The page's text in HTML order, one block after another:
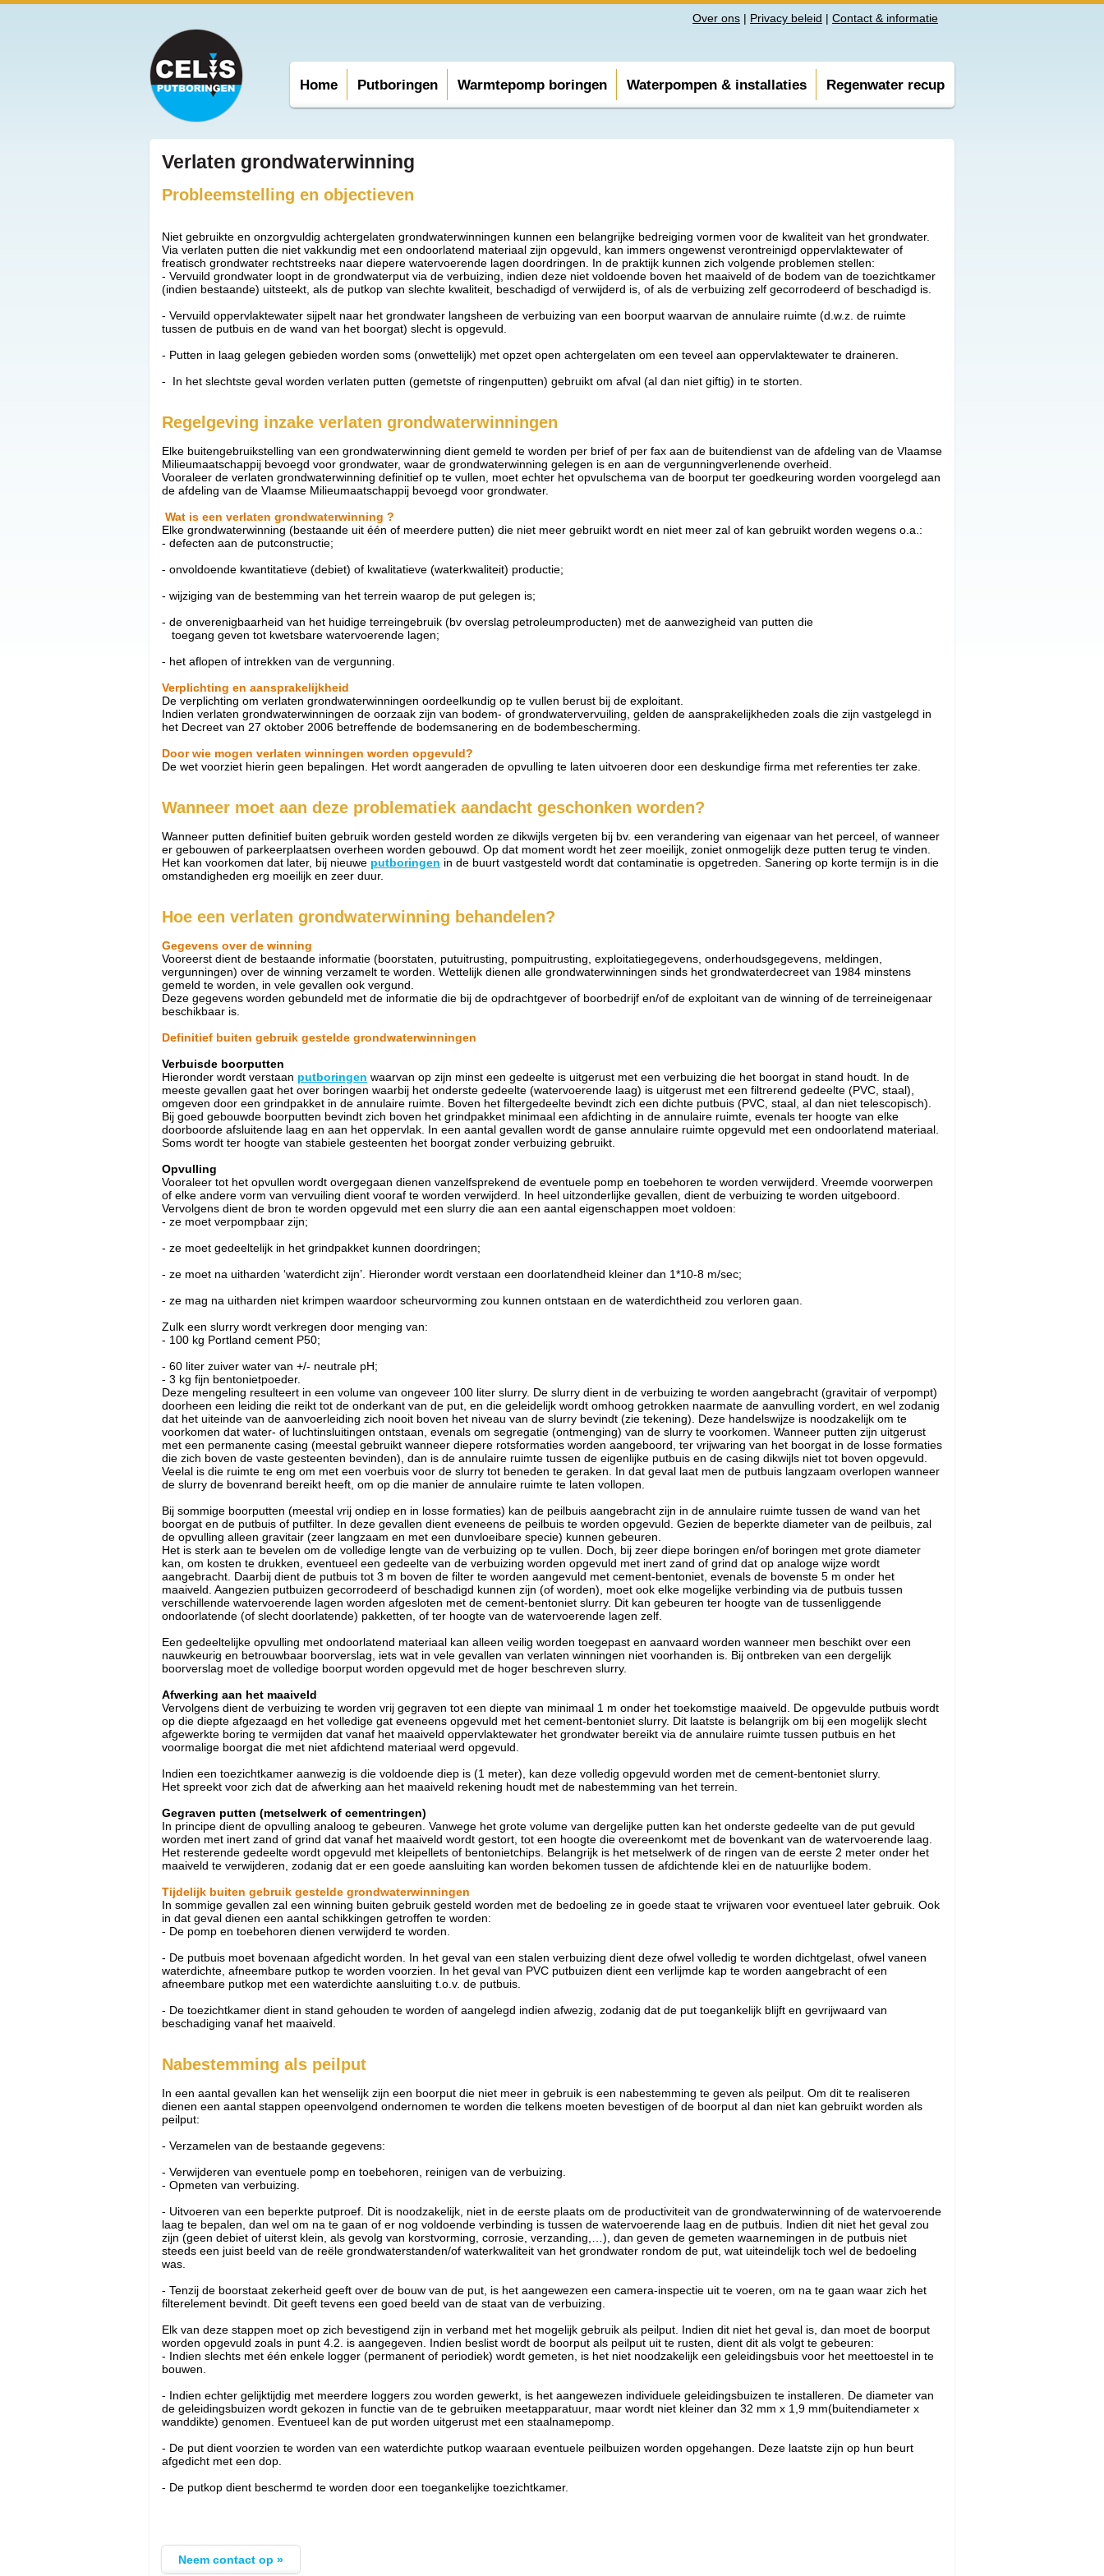
Over ons | Privacy beleid | Contact & informatie
Home Putboringen Warmtepomp boringen Waterpompen & installaties Regenwater recup
Verlaten grondwaterwinning
Probleemstelling en objectieven
Niet gebruikte en onzorgvuldig achtergelaten grondwaterwinningen kunnen een belangrijke bedreiging vormen voor de kwaliteit van het grondwater.
Via verlaten putten die niet vakkundig met een ondoorlatend materiaal zijn opgevuld, kan immers ongewenst verontreinigd oppervlaktewater of
freatisch grondwater rechtstreeks naar diepere watervoerende lagen doordringen. In de praktijk kunnen zich volgende problemen stellen:
- Vervuild grondwater loopt in de grondwaterput via de verbuizing, indien deze niet voldoende boven het maaiveld of de bodem van de toezichtkamer
(indien bestaande) uitsteekt, als de putkop van slechte kwaliteit, beschadigd of verwijderd is, of als de verbuizing zelf gecorrodeerd of beschadigd is.
- Vervuild oppervlaktewater sijpelt naar het grondwater langsheen de verbuizing van een boorput waarvan de annulaire ruimte (d.w.z. de ruimte
tussen de putbuis en de wand van het boorgat) slecht is opgevuld.
- Putten in laag gelegen gebieden worden soms (onwettelijk) met opzet open achtergelaten om een teveel aan oppervlaktewater te draineren.
- In het slechtste geval worden verlaten putten (gemetste of ringenputten) gebruikt om afval (al dan niet giftig) in te storten.
Regelgeving inzake verlaten grondwaterwinningen
Elke buitengebruikstelling van een grondwaterwinning dient gemeld te worden per brief of per fax aan de buitendienst van de afdeling van de Vlaamse
Milieumaatschappij bevoegd voor grondwater, waar de grondwaterwinning gelegen is en aan de vergunningverlenende overheid.
Vooraleer de verlaten grondwaterwinning definitief op te vullen, moet echter het opvulschema van de boorput ter goedkeuring worden voorgelegd aan
de afdeling van de Vlaamse Milieumaatschappij bevoegd voor grondwater.
Wat is een verlaten grondwaterwinning ?
Elke grondwaterwinning (bestaande uit één of meerdere putten) die niet meer gebruikt wordt en niet meer zal of kan gebruikt worden wegens o.a.:
- defecten aan de putconstructie;
- onvoldoende kwantitatieve (debiet) of kwalitatieve (waterkwaliteit) productie;
- wijziging van de bestemming van het terrein waarop de put gelegen is;
- de onverenigbaarheid van het huidige terreingebruik (bv overslag petroleumproducten) met de aanwezigheid van putten die
toegang geven tot kwetsbare watervoerende lagen;
- het aflopen of intrekken van de vergunning.
Verplichting en aansprakelijkheid
De verplichting om verlaten grondwaterwinningen oordeelkundig op te vullen berust bij de exploitant.
Indien verlaten grondwaterwinningen de oorzaak zijn van bodem- of grondwatervervuiling, gelden de aansprakelijkheden zoals die zijn vastgelegd in
het Decreet van 27 oktober 2006 betreffende de bodemsanering en de bodembescherming.
Door wie mogen verlaten winningen worden opgevuld?
De wet voorziet hierin geen bepalingen. Het wordt aangeraden de opvulling te laten uitvoeren door een deskundige firma met referenties ter zake.
Wanneer moet aan deze problematiek aandacht geschonken worden?
Wanneer putten definitief buiten gebruik worden gesteld worden ze dikwijls vergeten bij bv. een verandering van eigenaar van het perceel, of wanneer
er gebouwen of parkeerplaatsen overheen worden gebouwd. Op dat moment wordt het zeer moeilijk, zoniet onmogelijk deze putten terug te vinden.
Het kan voorkomen dat later, bij nieuwe putboringen in de buurt vastgesteld wordt dat contaminatie is opgetreden. Sanering op korte termijn is in die
omstandigheden erg moeilijk en zeer duur.
Hoe een verlaten grondwaterwinning behandelen?
Gegevens over de winning
Vooreerst dient de bestaande informatie (boorstaten, putuitrusting, pompuitrusting, exploitatiegegevens, onderhoudsgegevens, meldingen,
vergunningen) over de winning verzamelt te worden. Wettelijk dienen alle grondwaterwinningen sinds het grondwaterdecreet van 1984 minstens
gemeld te worden, in vele gevallen ook vergund.
Deze gegevens worden gebundeld met de informatie die bij de opdrachtgever of boorbedrijf en/of de exploitant van de winning of de terreineigenaar
beschikbaar is.
Definitief buiten gebruik gestelde grondwaterwinningen
Verbuisde boorputten
Hieronder wordt verstaan putboringen waarvan op zijn minst een gedeelte is uitgerust met een verbuizing die het boorgat in stand houdt. In de
meeste gevallen gaat het over boringen waarbij het onderste gedeelte (watervoerende laag) is uitgerust met een filtrerend gedeelte (PVC, staal),
omgeven door een grindpakket in de annulaire ruimte. Boven het filtergedeelte bevindt zich een dichte putbuis (PVC, staal, al dan niet telescopisch).
Bij goed gebouwde boorputten bevindt zich boven het grindpakket minimaal een afdichting in de annulaire ruimte, evenals ter hoogte van elke
doorboorde afsluitende laag en aan het oppervlak. In een aantal gevallen wordt de ganse annulaire ruimte opgevuld met een ondoorlatend materiaal.
Soms wordt ter hoogte van stabiele gesteenten het boorgat zonder verbuizing gebruikt.
Opvulling
Vooraleer tot het opvullen wordt overgegaan dienen vanzelfsprekend de eventuele pomp en toebehoren te worden verwijderd. Vreemde voorwerpen
of elke andere vorm van vervuiling dient vooraf te worden verwijderd. In heel uitzonderlijke gevallen, dient de verbuizing te worden uitgeboord.
Vervolgens dient de bron te worden opgevuld met een slurry die aan een aantal eigenschappen moet voldoen:
- ze moet verpompbaar zijn;
- ze moet gedeeltelijk in het grindpakket kunnen doordringen;
- ze moet na uitharden ‘waterdicht zijn’. Hieronder wordt verstaan een doorlatendheid kleiner dan 1*10-8 m/sec;
- ze mag na uitharden niet krimpen waardoor scheurvorming zou kunnen ontstaan en de waterdichtheid zou verloren gaan.
Zulk een slurry wordt verkregen door menging van:
- 100 kg Portland cement P50;
- 60 liter zuiver water van +/- neutrale pH;
- 3 kg fijn bentonietpoeder.
Deze mengeling resulteert in een volume van ongeveer 100 liter slurry. De slurry dient in de verbuizing te worden aangebracht (gravitair of verpompt)
doorheen een leiding die reikt tot de onderkant van de put, en die geleidelijk wordt omhoog getrokken naarmate de aanvulling vordert, en wel zodanig
dat het uiteinde van de aanvoerleiding zich nooit boven het niveau van de slurry bevindt (zie tekening). Deze handelswijze is noodzakelijk om te
voorkomen dat water- of luchtinsluitingen ontstaan, evenals om segregatie (ontmenging) van de slurry te voorkomen. Wanneer putten zijn uitgerust
met een permanente casing (meestal gebruikt wanneer diepere rotsformaties worden aangeboord, ter vrijwaring van het boorgat in de losse formaties
die zich boven de vaste gesteenten bevinden), dan is de annulaire ruimte tussen de eigenlijke putbuis en de casing dikwijls niet tot boven opgevuld.
Veelal is die ruimte te eng om met een voerbuis voor de slurry tot beneden te geraken. In dat geval laat men de putbuis langzaam overlopen wanneer
de slurry de bovenrand bereikt heeft, om op die manier de annulaire ruimte te laten vollopen.
Bij sommige boorputten (meestal vrij ondiep en in losse formaties) kan de peilbuis aangebracht zijn in de annulaire ruimte tussen de wand van het
boorgat en de putbuis of putfilter. In deze gevallen dient eveneens de peilbuis te worden opgevuld. Gezien de beperkte diameter van de peilbuis, zal
de opvulling alleen gravitair (zeer langzaam en met een dunvloeibare specie) kunnen gebeuren.
Het is sterk aan te bevelen om de volledige lengte van de verbuizing op te vullen. Doch, bij zeer diepe boringen en/of boringen met grote diameter
kan, om kosten te drukken, eventueel een gedeelte van de verbuizing worden opgevuld met inert zand of grind dat op analoge wijze wordt
aangebracht. Daarbij dient de putbuis tot 3 m boven de filter te worden aangevuld met cement-bentoniet, evenals de bovenste 5 m onder het
maaiveld. Aangezien putbuizen gecorrodeerd of beschadigd kunnen zijn (of worden), moet ook elke mogelijke verbinding via de putbuis tussen
verschillende watervoerende lagen worden afgesloten met de cement-bentoniet slurry. Dit kan gebeuren ter hoogte van de tussenliggende
ondoorlatende (of slecht doorlatende) pakketten, of ter hoogte van de watervoerende lagen zelf.
Een gedeeltelijke opvulling met ondoorlatend materiaal kan alleen veilig worden toegepast en aanvaard worden wanneer men beschikt over een
nauwkeurig en betrouwbaar boorverslag, iets wat in vele gevallen van verlaten winningen niet voorhanden is. Bij ontbreken van een dergelijk
boorverslag moet de volledige boorput worden opgevuld met de hoger beschreven slurry.
Afwerking aan het maaiveld
Vervolgens dient de verbuizing te worden vrij gegraven tot een diepte van minimaal 1 m onder het toekomstige maaiveld. De opgevulde putbuis wordt
op die diepte afgezaagd en het volledige gat eveneens opgevuld met het cement-bentoniet slurry. Dit laatste is belangrijk om bij een mogelijk slecht
afgewerkte boring te vermijden dat vanaf het maaiveld oppervlaktewater het grondwater bereikt via de annulaire ruimte tussen putbuis en het
voormalige boorgat die met niet afdichtend materiaal werd opgevuld.
Indien een toezichtkamer aanwezig is die voldoende diep is (1 meter), kan deze volledig opgevuld worden met de cement-bentoniet slurry.
Het spreekt voor zich dat de afwerking aan het maaiveld rekening houdt met de nabestemming van het terrein.
Gegraven putten (metselwerk of cementringen)
In principe dient de opvulling analoog te gebeuren. Vanwege het grote volume van dergelijke putten kan het onderste gedeelte van de put gevuld
worden met inert zand of grind dat vanaf het maaiveld wordt gestort, tot een hoogte die overeenkomt met de bovenkant van de watervoerende laag.
Het resterende gedeelte wordt opgevuld met kleipellets of bentonietchips. Belangrijk is het metselwerk of de ringen van de eerste 2 meter onder het
maaiveld te verwijderen, zodanig dat er een goede aansluiting kan worden bekomen tussen de afdichtende klei en de natuurlijke bodem.
Tijdelijk buiten gebruik gestelde grondwaterwinningen
In sommige gevallen zal een winning buiten gebruik gesteld worden met de bedoeling ze in goede staat te vrijwaren voor eventueel later gebruik. Ook
in dat geval dienen een aantal schikkingen getroffen te worden:
- De pomp en toebehoren dienen verwijderd te worden.
- De putbuis moet bovenaan afgedicht worden. In het geval van een stalen verbuizing dient deze ofwel volledig te worden dichtgelast, ofwel vaneen
waterdichte, afneembare putkop te worden voorzien. In het geval van PVC putbuizen dient een verlijmde kap te worden aangebracht of een
afneembare putkop met een waterdichte aansluiting t.o.v. de putbuis.
- De toezichtkamer dient in stand gehouden te worden of aangelegd indien afwezig, zodanig dat de put toegankelijk blijft en gevrijwaard van
beschadiging vanaf het maaiveld.
Nabestemming als peilput
In een aantal gevallen kan het wenselijk zijn een boorput die niet meer in gebruik is een nabestemming te geven als peilput. Om dit te realiseren
dienen een aantal stappen opeenvolgend ondernomen te worden die telkens moeten bevestigen of de boorput al dan niet kan gebruikt worden als
peilput:
- Verzamelen van de bestaande gegevens:
- Verwijderen van eventuele pomp en toebehoren, reinigen van de verbuizing.
- Opmeten van verbuizing.
- Uitvoeren van een beperkte putproef. Dit is noodzakelijk, niet in de eerste plaats om de productiviteit van de grondwaterwinning of de watervoerende
laag te bepalen, dan wel om na te gaan of er nog voldoende verbinding is tussen de watervoerende laag en de putbuis. Indien dit niet het geval zou
zijn (geen debiet of uiterst klein, als gevolg van korstvorming, corrosie, verzanding,…), dan geven de gemeten waarnemingen in de putbuis niet
steeds een juist beeld van de reële grondwaterstanden/of waterkwaliteit van het grondwater rondom de put, wat uiteindelijk toch wel de bedoeling
was.
- Tenzij de boorstaat zekerheid geeft over de bouw van de put, is het aangewezen een camera-inspectie uit te voeren, om na te gaan waar zich het
filterelement bevindt. Dit geeft tevens een goed beeld van de staat van de verbuizing.
Elk van deze stappen moet op zich bevestigend zijn in verband met het mogelijk gebruik als peilput. Indien dit niet het geval is, dan moet de boorput
worden opgevuld zoals in punt 4.2. is aangegeven. Indien beslist wordt de boorput als peilput uit te rusten, dient dit als volgt te gebeuren:
- Indien slechts met één enkele logger (permanent of periodiek) wordt gemeten, is het niet noodzakelijk een geleidingsbuis voor het meettoestel in te
bouwen.
- Indien echter gelijktijdig met meerdere loggers zou worden gewerkt, is het aangewezen individuele geleidingsbuizen te installeren. De diameter van
de geleidingsbuizen wordt gekozen in functie van de te gebruiken meetapparatuur, maar wordt niet kleiner dan 32 mm x 1,9 mm(buitendiameter x
wanddikte) genomen. Eventueel kan de put worden uitgerust met een staalnamepomp.
- De put dient voorzien te worden van een waterdichte putkop waaraan eventuele peilbuizen worden opgehangen. Deze laatste zijn op hun beurt
afgedicht met een dop.
- De putkop dient beschermd te worden door een toegankelijke toezichtkamer.
Neem contact op »